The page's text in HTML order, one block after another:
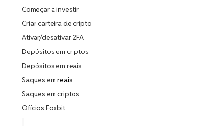
Começar a investir
Criar carteira de cripto
Ativar/desativar 2FA
Depósitos em criptos
Depósitos em reais
Saques em reais
Saques em criptos
Ofícios Foxbit